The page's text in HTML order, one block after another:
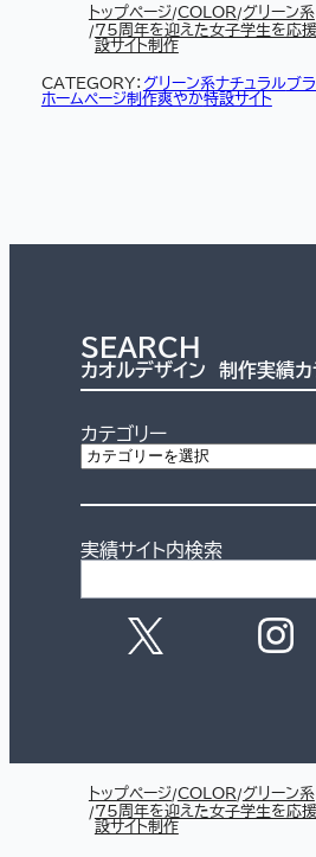
トップページ COLOR グリーン系
75周年を迎えた女子学生を応
設サイト制作
CATEGORY： グリーン系ナチュラルブ
ホームページ制作爽やか特設サイト
SEARCH
カオルデザイン 制作実績カ
カテゴリー
実績サイト内検索
トップページ COLOR グリーン系
75周年を迎えた女子学生を応
設サイト制作